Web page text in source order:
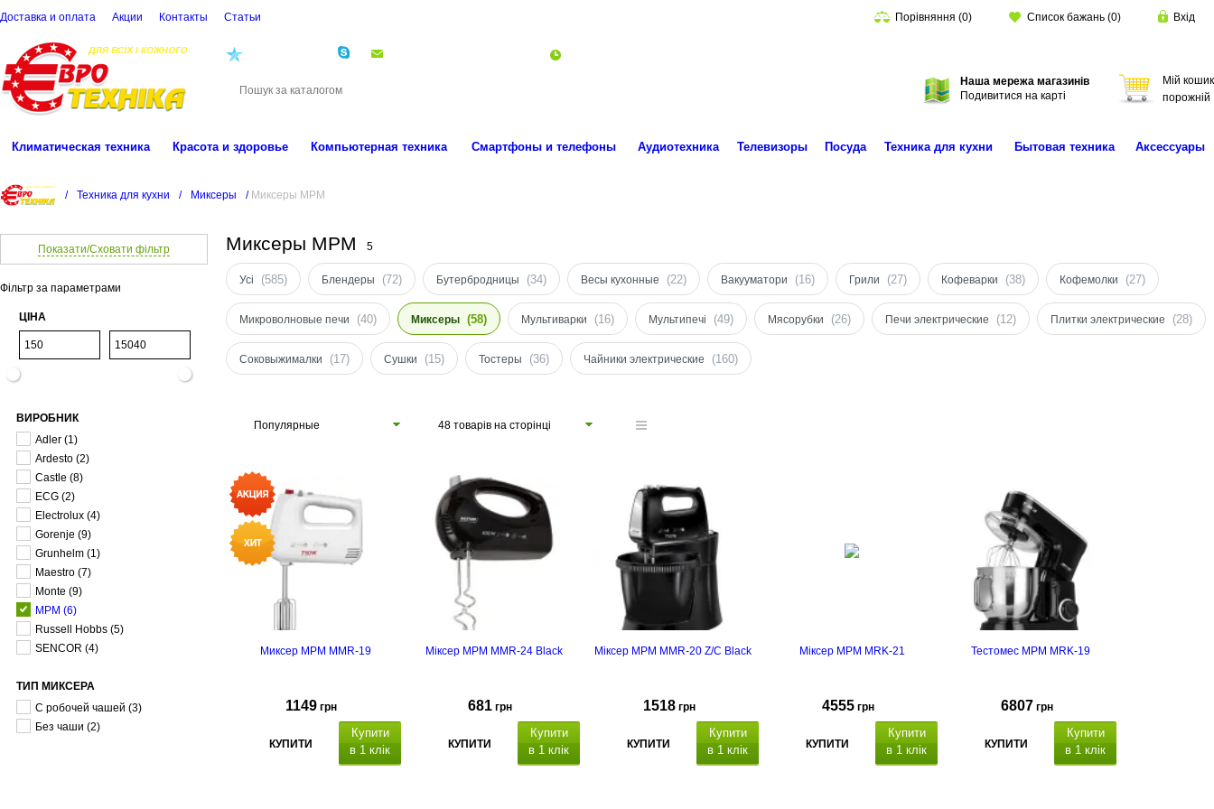
Доставка и оплата Акции Контакты Cтатьи Порівняння (0) Список бажань (0) Вхід
Наша мережа магазинів
Подивитися на карті
Мій кошик
порожній
Климатическая техника Красота и здоровье Компьютерная техника Смартфоны и телефоны Аудиотехника Телевизоры Посуда Техника для кухни Бытовая техника Аксессуары
/ Техника для кухни / Миксеры / Миксеры MPM
Показати/Сховати фільтр
Фільтр за параметрами
ЦІНА
ВИРОБНИК
Adler (1)
Ardesto (2)
Castle (8)
ECG (2)
Electrolux (4)
Gorenje (9)
Grunhelm (1)
Maestro (7)
Monte (9)
MPM (6)
Russell Hobbs (5)
SENCOR (4)
ТИП МИКСЕРА
С робочей чашей (3)
Без чаши (2)
Миксеры MPM 5
Усі (585) Блендеры (72) Бутербродницы (34) Весы кухонные (22) Вакууматори (16) Грили (27) Кофеварки (38) Кофемолки (27)
Микроволновые печи (40) Миксеры (58) Мультиварки (16) Мультипечі (49) Мясорубки (26) Печи электрические (12) Плитки электрические (28)
Соковыжималки (17) Сушки (15) Тостеры (36) Чайники электрические (160)
Популярные 48 товарів на сторінці
Миксер MPM MMR-19
1149 грн
КУПИТИ
Купити
в 1 клік
Міксер МРМ MMR-24 Black
681 грн
КУПИТИ
Купити
в 1 клік
Міксер MPM MMR-20 Z/C Black
1518 грн
КУПИТИ
Купити
в 1 клік
Міксер MPM MRK-21
4555 грн
КУПИТИ
Купити
в 1 клік
Тестомес MPM MRK-19
6807 грн
КУПИТИ
Купити
в 1 клік